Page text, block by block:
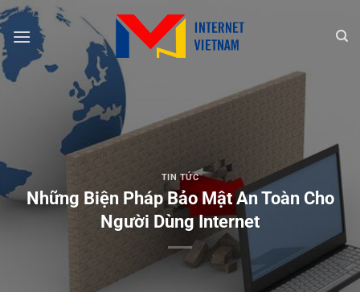
Chuyển
đến
nội
dung
TIN TỨC
Những Biện Pháp Bảo Mật An Toàn Cho
Người Dùng Internet